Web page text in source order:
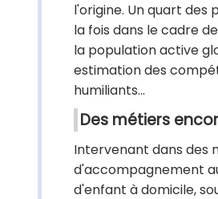
l'origine. Un quart
la fois dans le cadre
la population active
estimation des
humiliants...
Des métiers
Intervenant dans des
d'accompagnement
d'enfant à domicile,